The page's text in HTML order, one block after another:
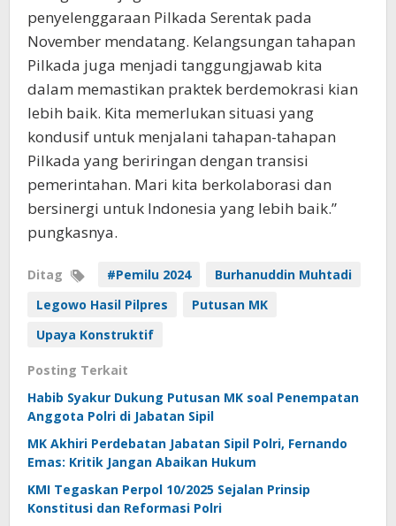
penyelenggaraan Pilkada Serentak pada
November mendatang. Kelangsungan tahapan
Pilkada juga menjadi tanggungjawab kita
dalam memastikan praktek berdemokrasi kian
lebih baik. Kita memerlukan situasi yang
kondusif untuk menjalani tahapan-tahapan
Pilkada yang beriringan dengan transisi
pemerintahan. Mari kita berkolaborasi dan
bersinergi untuk Indonesia yang lebih baik.”
pungkasnya.
Ditag #Pemilu 2024
Burhanuddin Muhtadi
Legowo Hasil Pilpres
Putusan MK
Upaya Konstruktif
Posting Terkait
Habib Syakur Dukung Putusan MK soal Penempatan
Anggota Polri di Jabatan Sipil
MK Akhiri Perdebatan Jabatan Sipil Polri, Fernando
Emas: Kritik Jangan Abaikan Hukum
KMI Tegaskan Perpol 10/2025 Sejalan Prinsip
Konstitusi dan Reformasi Polri